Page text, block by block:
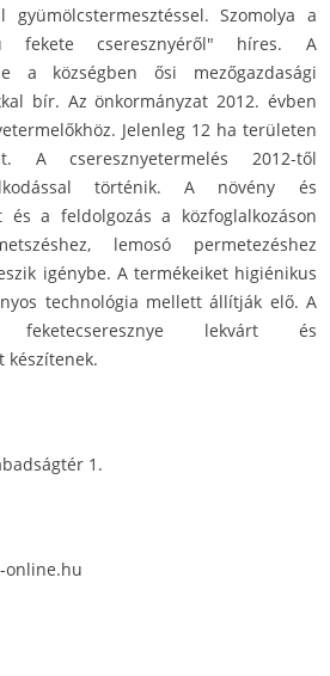
Szomolya a
fekete cseresznyéről" híres. A
a községben ősi mezőgazdasági
bír. Az önkormányzat 2012. évben
Jelenleg 12 ha területen
A cseresznyetermelés 2012-től
történik. A növény és
és a feldolgozás a közfoglalkozáson
lemosó permetezéshez
igénybe. A termékeiket higiénikus
technológia mellett állítják elő. A
feketecseresznye lekvárt és
készítenek.
1.
online.hu